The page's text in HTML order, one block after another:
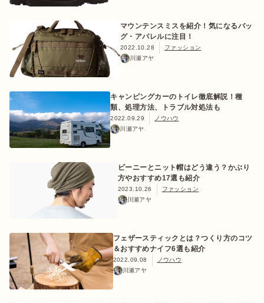
マウンテンスミスを紹介！気になるバッ
グ・アパレルに注目！
2022.10.28
ファッション
川瀬アヤ
キャンピングカーのトイレ徹底解説！種
類、処理方法、トラブル対処法も
2022.09.29
ノウハウ
川瀬アヤ
ビーニーとニット帽はどう違う？かぶり
方やおすすめ17選も紹介
2023.10.26
ファッション
川瀬アヤ
フェザースティックとは？つくり方のコツ
＆おすすめナイフ6選も紹介
2022.09.08
ノウハウ
川瀬アヤ